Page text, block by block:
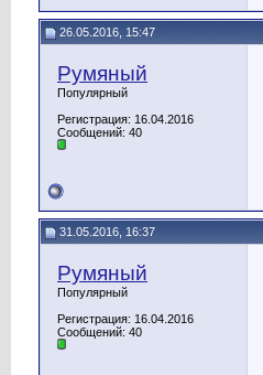
26.05.2016, 15:47
Румяный
Популярный
Регистрация: 16.04.2016
Сообщений: 40
31.05.2016, 16:37
Румяный
Популярный
Регистрация: 16.04.2016
Сообщений: 40